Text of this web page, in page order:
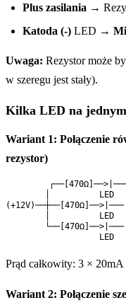
Plus zasilania →
Katoda (-) LED →
Uwaga: Rezystor może
w szeregu jest stały).
Kilka LED na
Wariant 1: Połączenie
rezystor)
        │          LED
(+12V)──┼──[470Ω]──>|───
        │          LED
└──[470Ω]──>|───
Prąd całkowity: 3 ×
Wariant 2: Połączenie